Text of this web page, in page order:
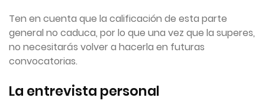
Ten en cuenta que la calificación de esta parte
general no caduca, por lo que una vez que la superes,
no necesitarás volver a hacerla en futuras
convocatorias.
La entrevista personal